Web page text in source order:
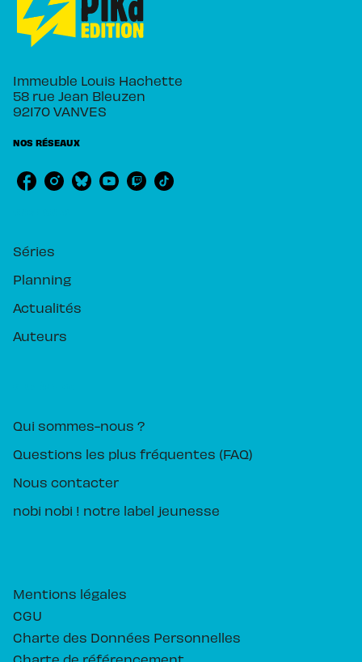
Immeuble Louis Hachette
58 rue Jean Bleuzen
92170 VANVES
NOS RÉSEAUX
Séries
Planning
Actualités
Auteurs
Qui sommes-nous ?
Questions les plus fréquentes (FAQ)
Nous contacter
nobi nobi ! notre label jeunesse
Mentions légales
CGU
Charte des Données Personnelles